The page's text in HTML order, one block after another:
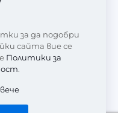
за да подобри
сайта вие се
Политики за
.